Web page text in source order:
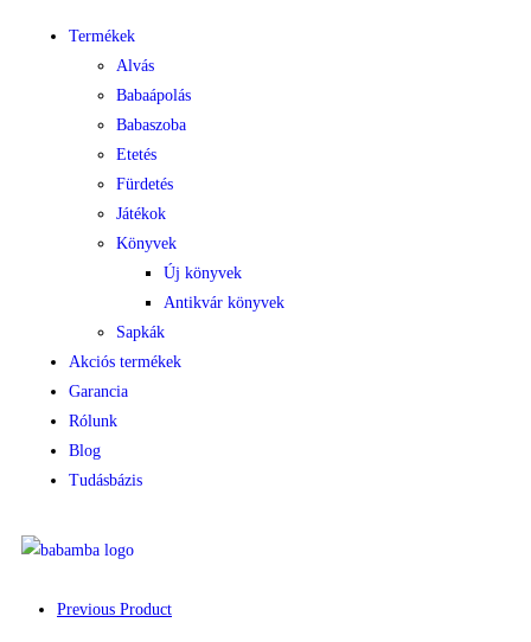
Termékek
Alvás
Babaápolás
Babaszoba
Etetés
Fürdetés
Játékok
Könyvek
Új könyvek
Antikvár könyvek
Sapkák
Akciós termékek
Garancia
Rólunk
Blog
Tudásbázis
Previous Product